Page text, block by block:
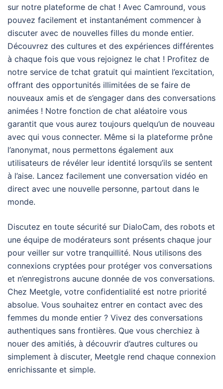
sur notre plateforme de chat ! Avec Camround, vous
pouvez facilement et instantanément commencer à
discuter avec de nouvelles filles du monde entier.
Découvrez des cultures et des expériences différentes
à chaque fois que vous rejoignez le chat ! Profitez de
notre service de tchat gratuit qui maintient l’excitation,
offrant des opportunités illimitées de se faire de
nouveaux amis et de s’engager dans des conversations
animées ! Notre fonction de chat aléatoire vous
garantit que vous aurez toujours quelqu’un de nouveau
avec qui vous connecter. Même si la plateforme prône
l’anonymat, nous permettons également aux
utilisateurs de révéler leur identité lorsqu’ils se sentent
à l’aise. Lancez facilement une conversation vidéo en
direct avec une nouvelle personne, partout dans le
monde.
Discutez en toute sécurité sur DialoCam, des robots et
une équipe de modérateurs sont présents chaque jour
pour veiller sur votre tranquillité. Nous utilisons des
connexions cryptées pour protéger vos conversations
et n’enregistrons aucune donnée de vos conversations.
Chez Meetgle, votre confidentialité est notre priorité
absolue. Vous souhaitez entrer en contact avec des
femmes du monde entier ? Vivez des conversations
authentiques sans frontières. Que vous cherchiez à
nouer des amitiés, à découvrir d’autres cultures ou
simplement à discuter, Meetgle rend chaque connexion
enrichissante et simple.